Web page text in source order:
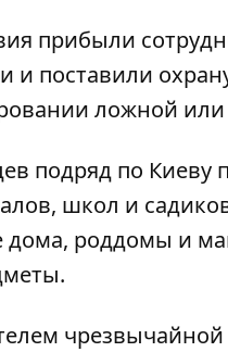
прибыли
и поставили
ложной или
подряд по
школ и
дома, роддомы и